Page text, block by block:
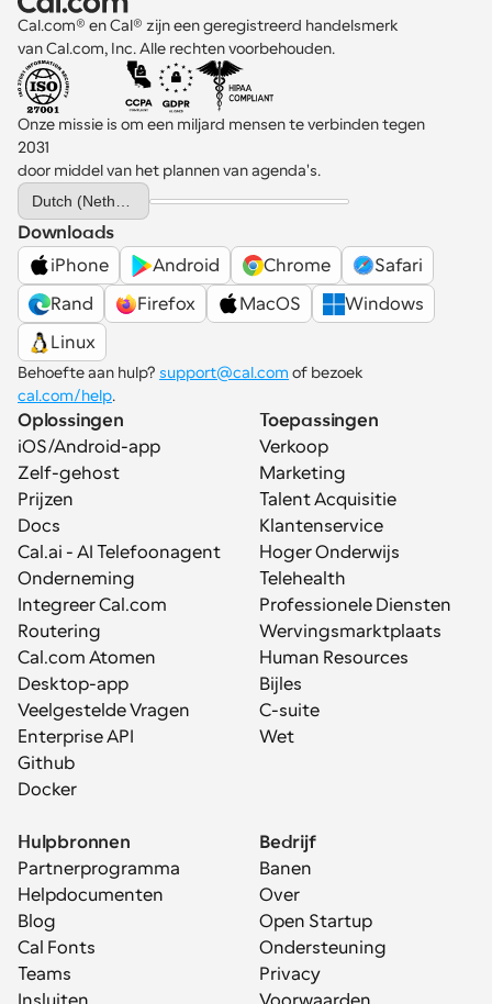
Cal.com® en Cal® zijn een geregistreerd handelsmerk
van Cal.com, Inc. Alle rechten voorbehouden.
Onze missie is om een miljard mensen te verbinden tegen
2031
door middel van het plannen van agenda's.
Select Language
Downloads
iPhone
Android Chrome
Safari
Rand
Firefox MacOS
Windows
Linux
Behoefte aan hulp? support@cal.com
cal.com/help.
Oplossingen
iOS/Android-app
Zelf-gehost
Prijzen
Docs
Cal.ai - AI Telefoonagent
Onderneming
Integreer Cal.com
Routering
Cal.com Atomen
Desktop-app
Veelgestelde Vragen
Enterprise API
Github
Docker
Toepassingen
Verkoop
Marketing
Talent Acquisitie
Klantenservice
Hoger Onderwijs
Telehealth
Professionele Diensten
Wervingsmarktplaats
Human Resources
Bijles
C-suite
Wet
Hulpbronnen
Partnerprogramma
Helpdocumenten
Blog
Cal Fonts
Teams
Bedrijf
Banen
Over
Open Startup
Ondersteuning
Privacy